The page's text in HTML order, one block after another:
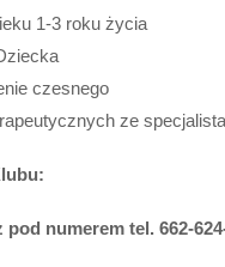
1-3 roku życia
czesnego
ze
pod numerem tel. 662-